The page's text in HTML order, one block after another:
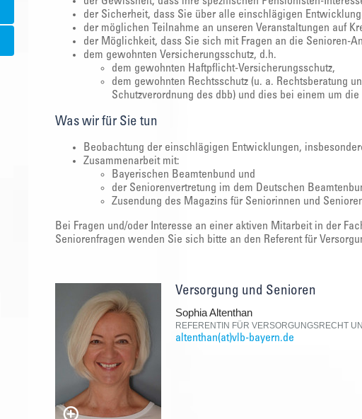
der Sicherheit, dass Sie über alle einschlägigen
der möglichen Teilnahme an unseren Veranstaltungen auf
der Möglichkeit, dass Sie sich mit Fragen an die Senioren-
dem gewohnten Versicherungsschutz, d.h.
dem gewohnten Haftpflicht-Versicherungsschutz,
dem gewohnten Rechtsschutz (u. a. Rechtsberatung
Schutzverordnung des dbb) und dies bei einem um
Was wir für Sie tun
Beobachtung der einschlägigen Entwicklungen,
Zusammenarbeit mit:
Bayerischen Beamtenbund und
der Seniorenvertretung im dem Deutschen
Zusendung des Magazins für Seniorinnen und
Bei Fragen und/oder Interesse an einer aktiven Mitarbeit in der
Seniorenfragen wenden Sie sich bitte an den Referent für
Versorgung und Senioren
Sophia Altenthan
REFERENTIN FÜR VERSORGUNGSRECHT
altenthan(at)vlb-bayern.de